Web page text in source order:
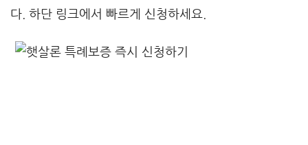
다. 하단 링크에서 빠르게 신청하세요.